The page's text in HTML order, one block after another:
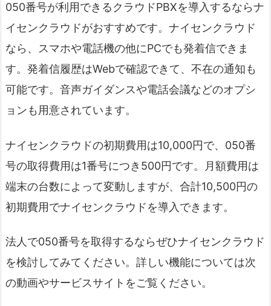
050番号が利用できるクラウドPBXを導入するならナ
イセンクラウドがおすすめです。ナイセンクラウド
なら、スマホや電話機の他にPCでも発着信できま
す。発着信履歴はWebで確認できて、不在の通知も
可能です。音声ガイダンスや電話会議などのオプシ
ョンも用意されています。
ナイセンクラウドの初期費用は10,000円で、050番
号の取得費用は1番号につき500円です。月額費用は
端末の台数によって変動しますが、合計10,500円の
初期費用でナイセンクラウドを導入できます。
法人で050番号を取得するならぜひナイセンクラウド
を検討してみてください。 詳しい機能については次
の動画やサービスサイトをご覧ください。